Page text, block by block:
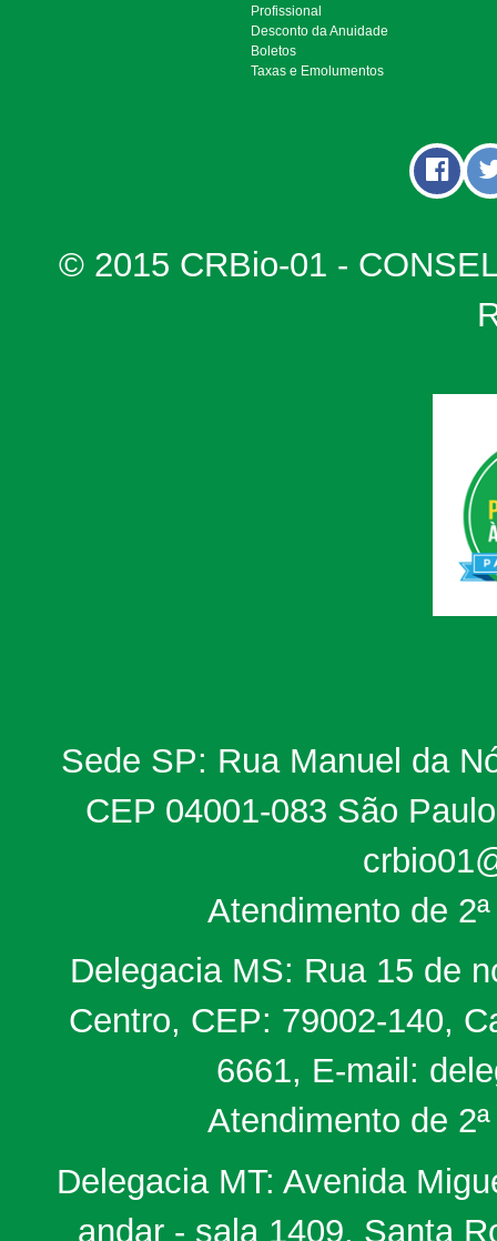
Profissional
Desconto da Anuidade
Boletos
Taxas e Emolumentos
© 2015 CRBio-01 -
Sede SP: Rua Manuel da
CEP 04001-083 São
Atendimento de
Delegacia MS: Rua 15 de
Centro, CEP: 79002-140,
6661, E-mail:
Atendimento de
Delegacia MT: Avenida
andar - sala 1409, Santa